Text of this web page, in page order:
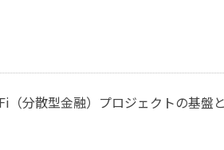
分散型金融）プロジェクトの基盤